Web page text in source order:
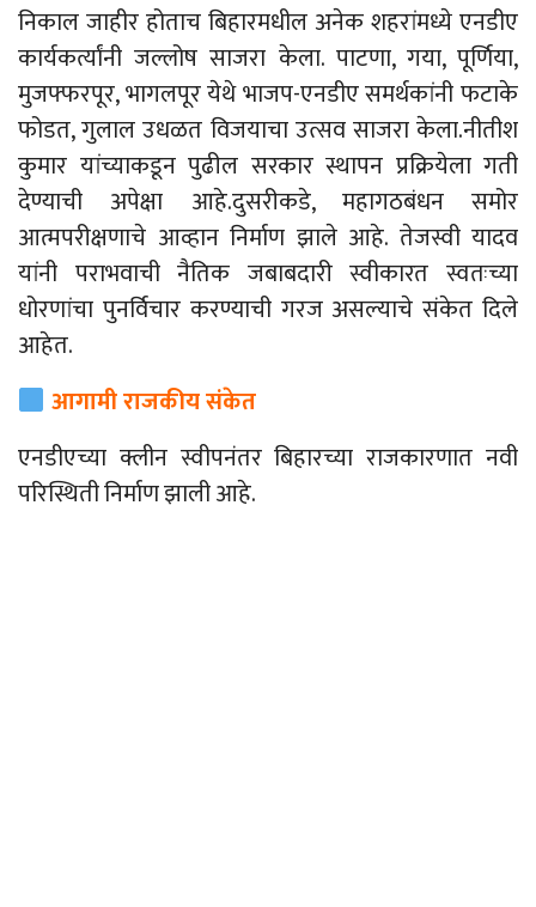
निकाल जाहीर होताच बिहारमधील अनेक शहरांमध्ये एनडीए
कार्यकर्त्यांनी जल्लोष साजरा केला. पाटणा, गया, पूर्णिया,
मुजफ्फरपूर, भागलपूर येथे भाजप-एनडीए समर्थकांनी फटाके
फोडत, गुलाल उधळत विजयाचा उत्सव साजरा केला.नीतीश
कुमार यांच्याकडून पुढील सरकार स्थापन प्रक्रियेला गती
देण्याची अपेक्षा आहे.दुसरीकडे, महागठबंधन समोर
आत्मपरीक्षणाचे आव्हान निर्माण झाले आहे. तेजस्वी यादव
यांनी पराभवाची नैतिक जबाबदारी स्वीकारत स्वतःच्या
धोरणांचा पुनर्विचार करण्याची गरज असल्याचे संकेत दिले
आहेत.
आगामी राजकीय संकेत
एनडीएच्या क्लीन स्वीपनंतर बिहारच्या राजकारणात नवी
परिस्थिती निर्माण झाली आहे.